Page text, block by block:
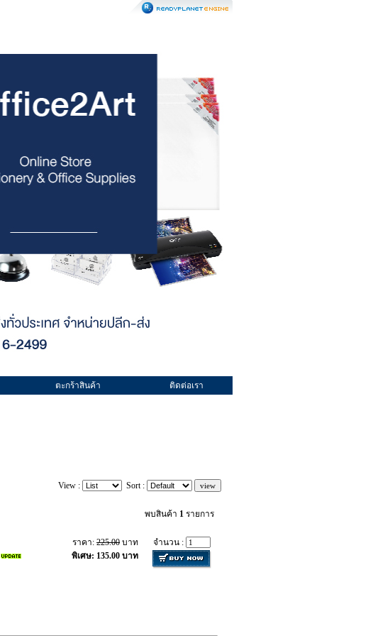
ตะกร้าสินค้า ติดต่อเรา
View : Sort :
พบสินค้า 1 รายการ
ราคา:225.00 บาท
พิเศษ: 135.00 บาท
จำนวน :